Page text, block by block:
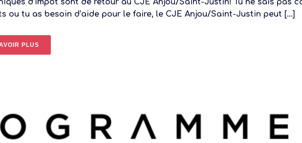
d’impôt sont de retour au CJE Anjou/Saint-Justin! Tu ne sais pas
ou tu as besoin d’aide pour le faire, le CJE Anjou/Saint-Justin peut [...]
PLUS